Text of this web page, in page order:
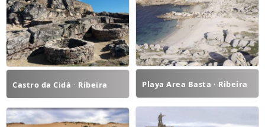
Castro da Cidá · Ribeira Playa Area Basta · Ribeira